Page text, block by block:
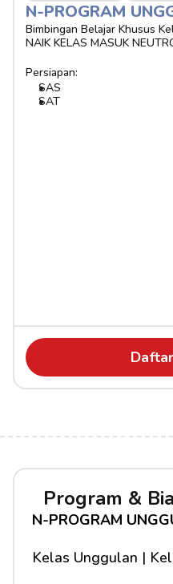
N-PROGRAM
Bimbingan Belajar Khusus
NAIK KELAS MASUK
Persiapan:
SAS
SAT
Program &
N-PROGRAM
Kelas Unggulan |